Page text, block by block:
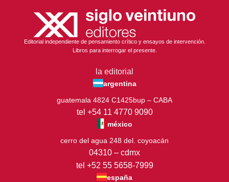
Editorial independiente de pensamiento crítico y ensayos de intervención.
Libros para interrogar el presente.
la editorial
argentina
guatemala 4824 C1425bup – CABA
tel +54 11 4770 9090
méxico
cerro del agua 248 del. coyoacán
04310 – cdmx
tel +52 55 5658-7999
españa